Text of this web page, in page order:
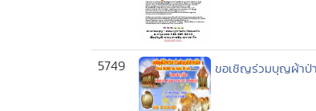
5749 ขอเชิญร่วมบุญผ้าป่